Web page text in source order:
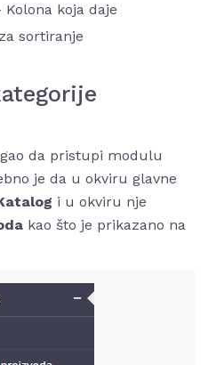
Kolona koja daje
sortiranje
da pristupi modulu
je da u okviru glavne
i u okviru nje
kao što je prikazano na